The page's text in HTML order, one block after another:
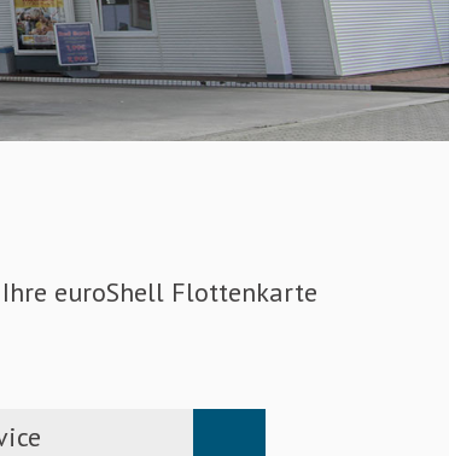
euroShell Flottenkarte